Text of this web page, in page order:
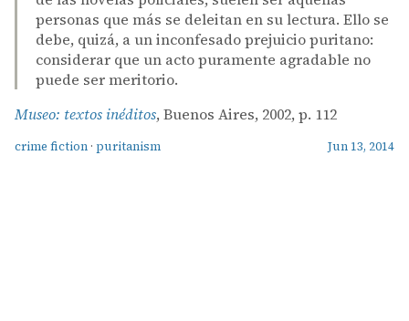
personas que más se deleitan en su lectura. Ello se
debe, quizá, a un inconfesado prejuicio puritano:
considerar que un acto puramente agradable no
puede ser meritorio.
Museo: textos inéditos, Buenos Aires, 2002, p. 112
crime fiction · puritanism Jun 13, 2014